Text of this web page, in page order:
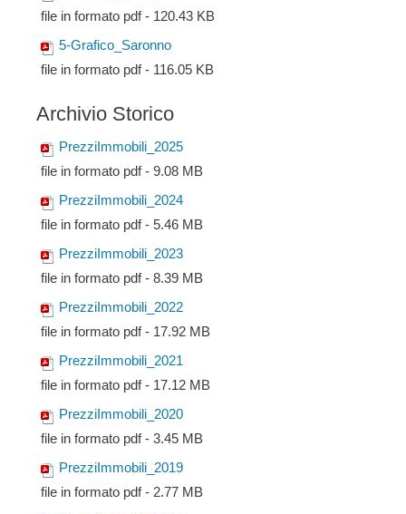
file in formato pdf - 120.43 KB
5-Grafico_Saronno
file in formato pdf - 116.05 KB
Archivio Storico
PrezziImmobili_2025
file in formato pdf - 9.08 MB
PrezziImmobili_2024
file in formato pdf - 5.46 MB
PrezziImmobili_2023
file in formato pdf - 8.39 MB
PrezziImmobili_2022
file in formato pdf - 17.92 MB
PrezziImmobili_2021
file in formato pdf - 17.12 MB
PrezziImmobili_2020
file in formato pdf - 3.45 MB
PrezziImmobili_2019
file in formato pdf - 2.77 MB